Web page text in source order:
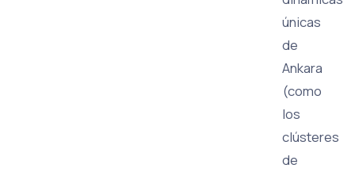
únicas
de
Ankara
(como
los
clústeres
de